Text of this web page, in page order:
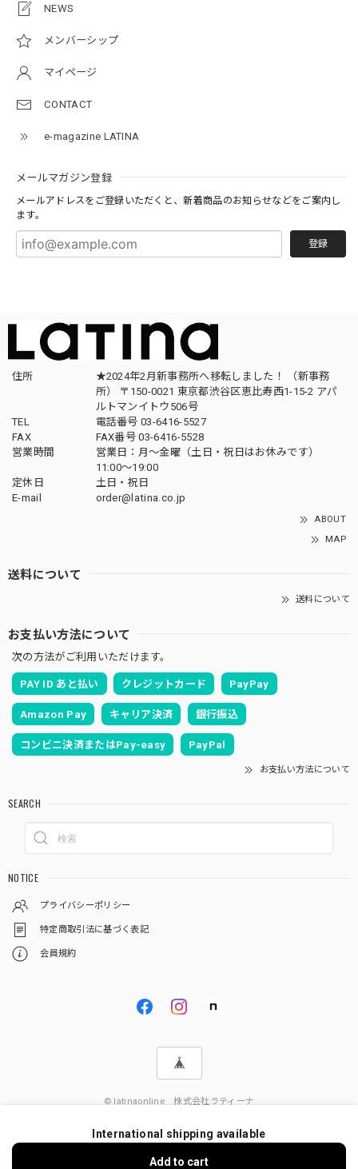
NEWS
メンバーシップ
マイページ
CONTACT
e-magazine LATINA
メールマガジン登録
メールアドレスをご登録いただくと、新着商品のお知らせなどをご案内し
ます。
登録
住所
★2024年2月新事務所へ移転しました！ （新事務
所） 〒150-0021 東京都渋谷区恵比寿西1-15-2 アパ
ルトマンイトウ506号
TEL
電話番号 03-6416-5527
FAX
FAX番号 03-6416-5528
営業時間
営業日：月〜金曜（土日・祝日はお休みです）
11:00〜19:00
定休日
土日・祝日
E-mail
order@latina.co.jp
ABOUT
MAP
送料について
送料について
お支払い方法について
次の方法がご利用いただけます。
PAY ID あと払い クレジットカード PayPay
Amazon Pay キャリア決済 銀行振込
コンビニ決済またはPay-easy PayPal
お支払い方法について
SEARCH
NOTICE
プライバシーポリシー
特定商取引法に基づく表記
会員規約
© latinaonline 株式会社ラティーナ
International shipping available
Add to cart